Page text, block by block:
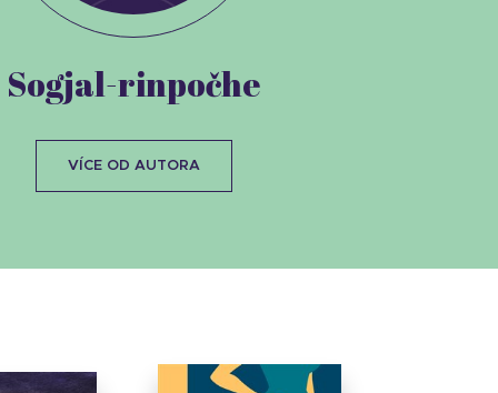
Sogjal-rinpočhe
VÍCE OD AUTORA